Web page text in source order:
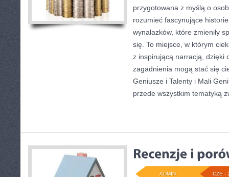
przygotowana z myślą o
rozumieć fascynujące
wynalazków, które zmieniły
się. To miejsce, w którym
z inspirującą narracją, dzięki
zagadnienia mogą stać się
Geniusze i Talenty i Mali
przede wszystkim tematyką
CZE -
ADMIN